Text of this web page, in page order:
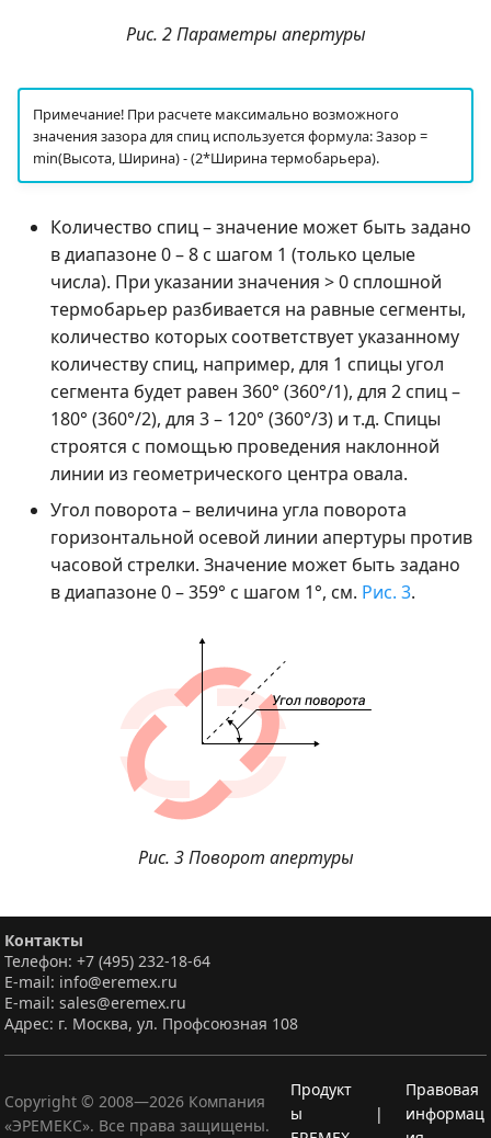
Рис. 2 Параметры апертуры
Примечание! При расчете максимально возможного
значения зазора для спиц используется формула: Зазор =
min(Высота, Ширина) - (2*Ширина термобарьера).
Количество спиц – значение может быть задано
в диапазоне 0 – 8 с шагом 1 (только целые
числа). При указании значения > 0 сплошной
термобарьер разбивается на равные сегменты,
количество которых соответствует указанному
количеству спиц, например, для 1 спицы угол
сегмента будет равен 360° (360°/1), для 2 спиц –
180° (360°/2), для 3 – 120° (360°/3) и т.д. Спицы
строятся с помощью проведения наклонной
линии из геометрического центра овала.
Угол поворота – величина угла поворота
горизонтальной осевой линии апертуры против
часовой стрелки. Значение может быть задано
в диапазоне 0 – 359° с шагом 1°, см. Рис. 3.
Рис. 3 Поворот апертуры
Контакты
Телефон: +7 (495) 232-18-64
E-mail: info@eremex.ru
E-mail: sales@eremex.ru
Адрес: г. Москва, ул. Профсоюзная 108
Copyright © 2008—2026 Компания
«ЭРЕМЕКС». Все права защищены.
Продукт
ы
|
Правовая
информац